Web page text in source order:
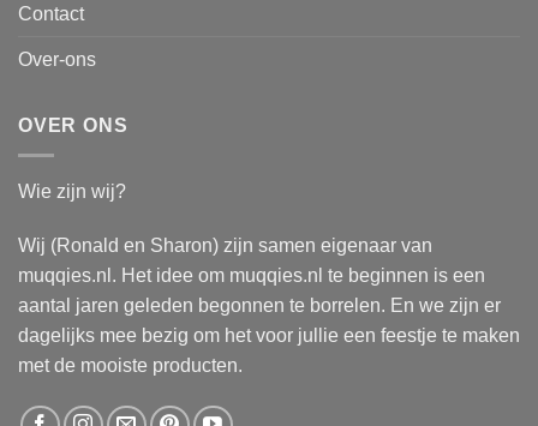
Contact
Over-ons
OVER ONS
Wie zijn wij?
Wij (Ronald en Sharon) zijn samen eigenaar van
muqqies.nl. Het idee om muqqies.nl te beginnen is een
aantal jaren geleden begonnen te borrelen. En we zijn er
dagelijks mee bezig om het voor jullie een feestje te maken
met de mooiste producten.